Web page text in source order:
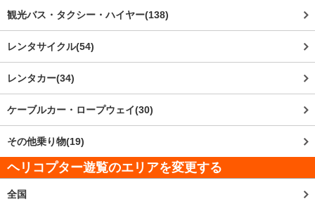
観光バス・タクシー・ハイヤー(138)
レンタサイクル(54)
レンタカー(34)
ケーブルカー・ロープウェイ(30)
その他乗り物(19)
ヘリコプター遊覧のエリアを変更する
全国